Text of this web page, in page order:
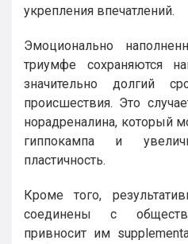
укрепления впечатлений.
Эмоционально
триумфе сохраняются
значительно долгий
происшествия. Это
норадреналина, который
гиппокампа и
пластичность.
Кроме того,
соединены с
привносит им